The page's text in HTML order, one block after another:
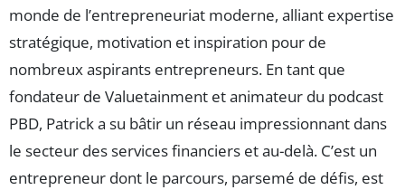
monde de l’entrepreneuriat moderne, alliant expertise
stratégique, motivation et inspiration pour de
nombreux aspirants entrepreneurs. En tant que
fondateur de Valuetainment et animateur du podcast
PBD, Patrick a su bâtir un réseau impressionnant dans
le secteur des services financiers et au-delà. C’est un
entrepreneur dont le parcours, parsemé de défis, est